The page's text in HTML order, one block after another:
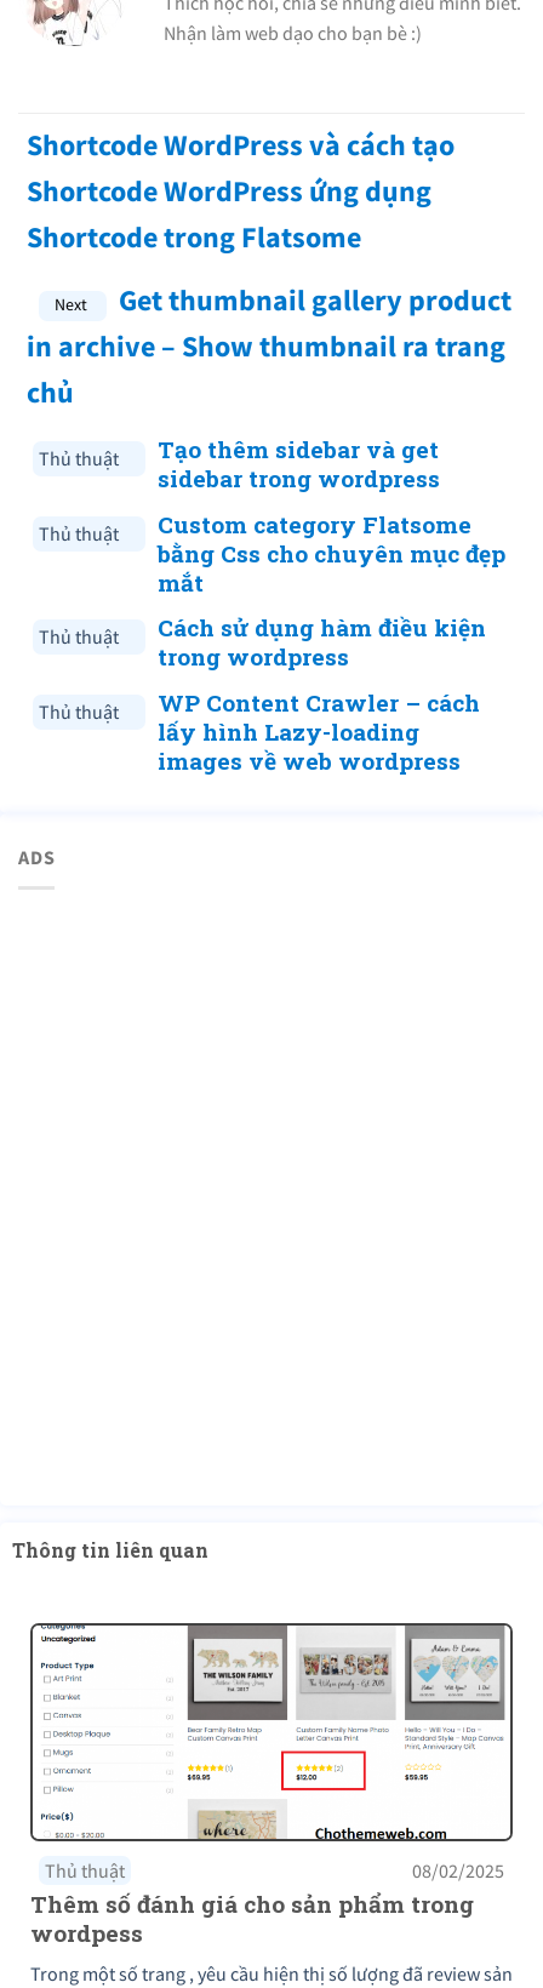
Nhận làm web dạo cho bạn bè :)
Shortcode WordPress và cách tạo
Shortcode WordPress ứng dụng
Shortcode trong Flatsome
Get thumbnail gallery product
in archive – Show thumbnail ra trang
chủ
Thủ thuật
Tạo thêm sidebar và get
sidebar trong wordpress
Thủ thuật
Custom category Flatsome
bằng Css cho chuyên mục đẹp
mắt
Thủ thuật
Cách sử dụng hàm điều kiện
trong wordpress
Thủ thuật
WP Content Crawler – cách
lấy hình Lazy-loading
images về web wordpress
ADS
Thông tin liên quan
Thủ thuật 08/02/2025
Thêm số đánh giá cho sản phẩm trong
wordpess
Trong một số trang , yêu cầu hiện thị số lượng đã review sản